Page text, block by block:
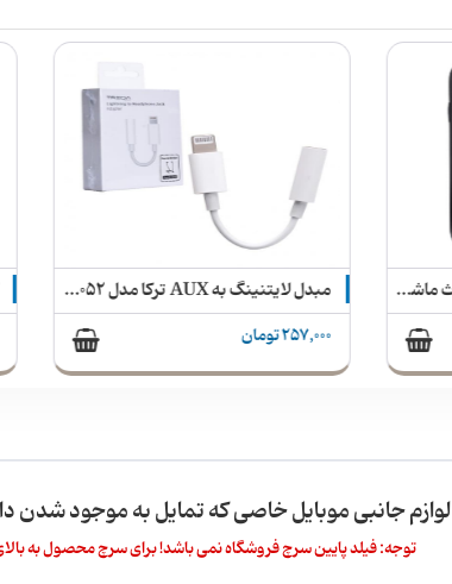
مبدل لایتنینگ به AUX ترکا مدل CA-1052
257,000 تومان 110,000 تومان
لوازم جانبی موبایل خاصی که تمایل به موجود شدن
توجه: فیلد پایین سرچ فروشگاه نمی باشد! برای سرچ محصول به